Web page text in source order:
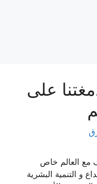
على
مع العالم خاص
و التنمية البشرية